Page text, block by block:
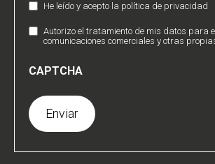
Política
de
Privacidad
He leído y acepto la política de privacidad
Comunicaciones
Autorizo el tratamiento de mis datos para
comunicaciones comerciales y otras
CAPTCHA